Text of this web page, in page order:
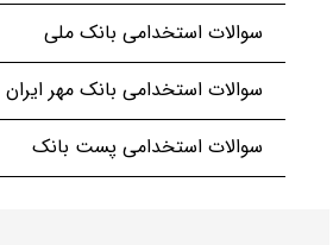
سوالات استخدامی بانک ملی
سوالات استخدامی بانک مهر ایران
سوالات استخدامی پست بانک